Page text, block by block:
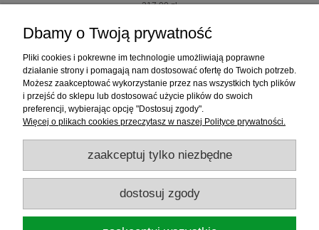
217,00 zł
Informacje
Sklep internetowy
RATY
Promocje
Dbamy o Twoją prywatność
Pliki cookies i pokrewne im technologie umożliwiają poprawne
działanie strony i pomagają nam dostosować ofertę do Twoich potrzeb.
Możesz zaakceptować wykorzystanie przez nas wszystkich tych plików
i przejść do sklepu lub dostosować użycie plików do swoich
preferencji, wybierając opcję "Dostosuj zgody".
Więcej o plikach cookies przeczytasz w naszej Polityce prywatności.
zaakceptuj tylko niezbędne
dostosuj zgody